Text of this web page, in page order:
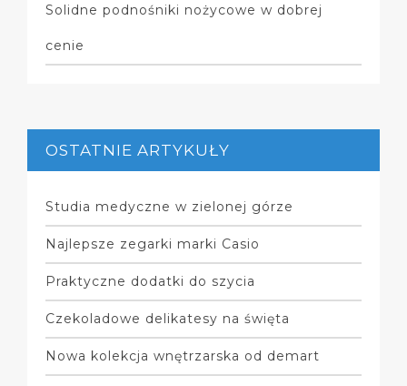
Solidne podnośniki nożycowe w dobrej
cenie
OSTATNIE ARTYKUŁY
Studia medyczne w zielonej górze
Najlepsze zegarki marki Casio
Praktyczne dodatki do szycia
Czekoladowe delikatesy na święta
Nowa kolekcja wnętrzarska od demart